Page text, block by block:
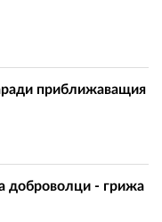
приближаващия
доброволци - грижа